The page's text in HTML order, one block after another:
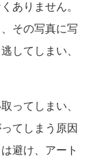
ありません。
その写真に写
してしまい、
ってしまい、
てしまう原因
避け、アート